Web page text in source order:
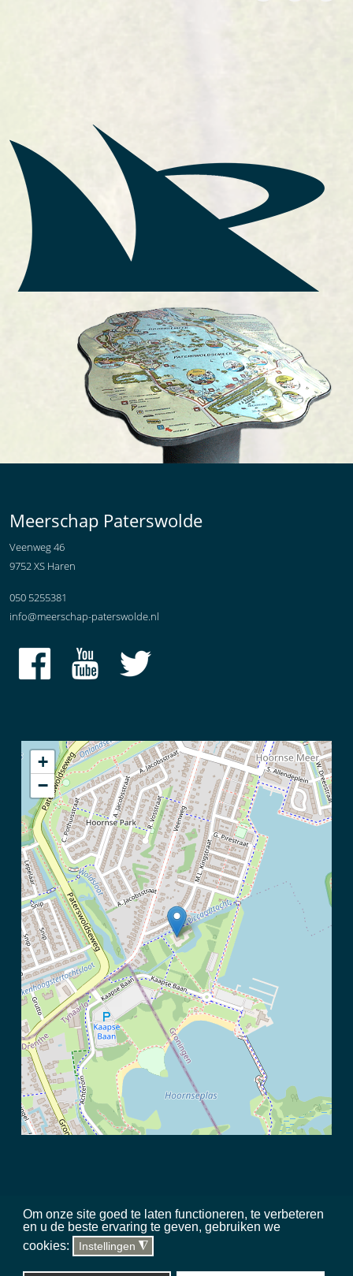
Om onze site goed te laten functioneren, te verbeteren
en u de beste ervaring te geven, gebruiken we
cookies:
Instellingen ◮
Meerschap Paterswolde
Veenweg 46
9752 XS Haren
050 5255381
info@meerschap-paterswolde.nl
+
−
2026 Meerschap Paterswolde |privacy disclaimer|regels in het
gebied|sitemap|team|toegankelijkheid
Website, hosting & updates
Silverstone Studio